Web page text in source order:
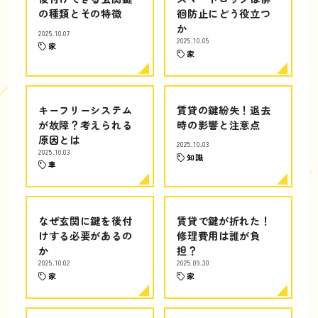
の種類とその特徴
2025.10.07
家
徊防止にどう役立つ
か
2025.10.05
家
キーフリーシステム
が故障？考えられる
原因とは
2025.10.03
車
賃貸の鍵紛失！退去
時の影響と注意点
2025.10.03
知識
なぜ玄関に鍵を後付
けする必要があるの
か
2025.10.02
家
賃貸で鍵が折れた！
修理費用は誰が負
担？
2025.09.30
家